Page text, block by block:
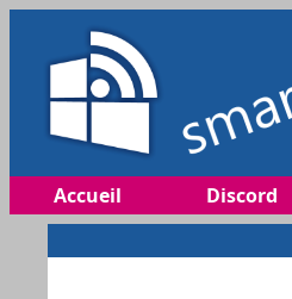
Accueil Discord